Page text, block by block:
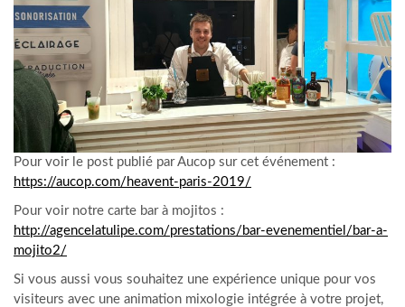
Pour voir le post publié par Aucop sur cet événement :
https://aucop.com/heavent-paris-2019/
Pour voir notre carte bar à mojitos :
http://agencelatulipe.com/prestations/bar-evenementiel/bar-a-
mojito2/
Si vous aussi vous souhaitez une expérience unique pour vos
visiteurs avec une animation mixologie intégrée à votre projet,